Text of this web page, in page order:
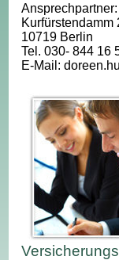
Kurfürstendamm
10719 Berlin
Tel. 030- 844 16
E-Mail: